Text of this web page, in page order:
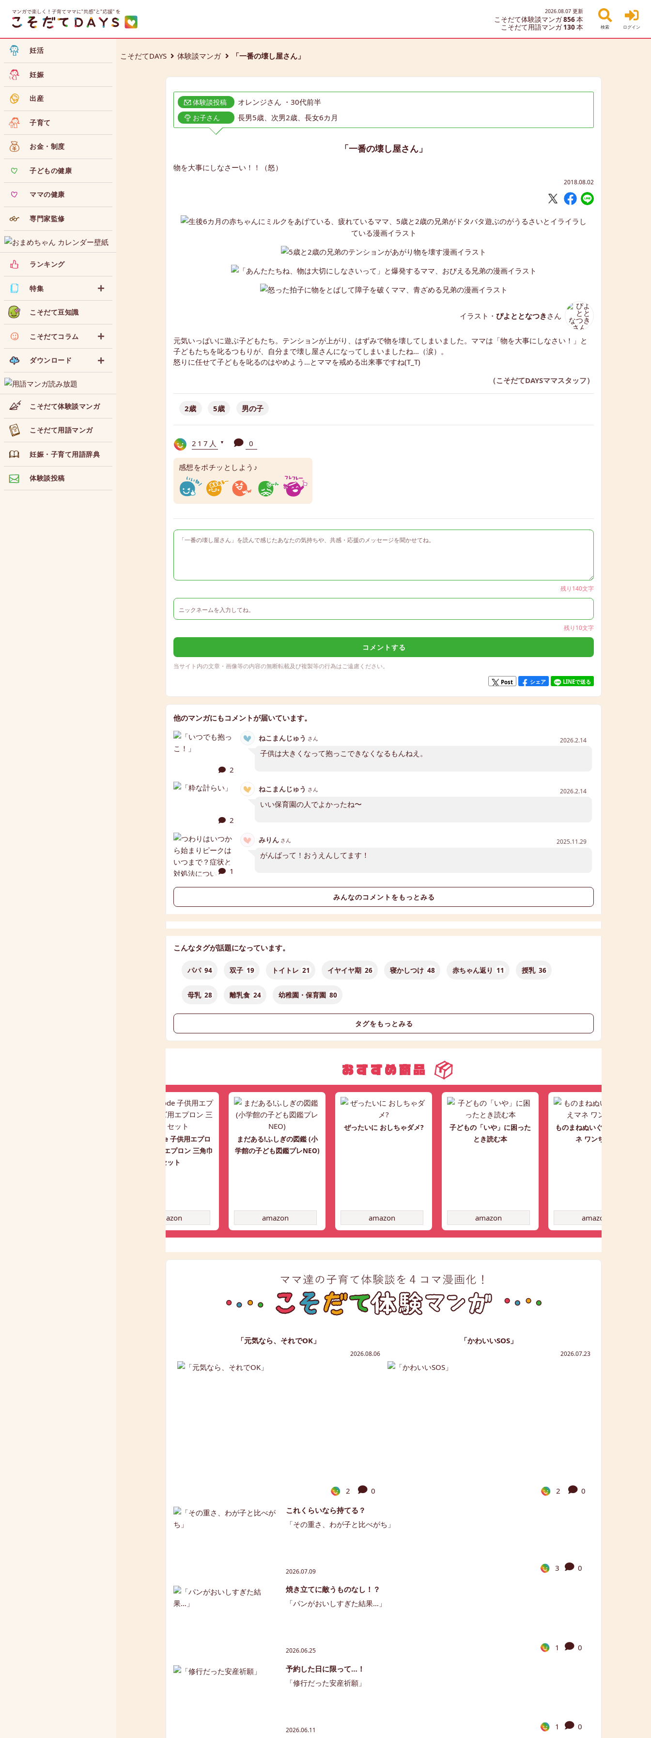
2026.08.07 更新
こそだて体験談マンガ856本
こそだて用語マンガ 130本 検索 ログイン
妊活
妊娠
出産
子育て
お金・制度
子どもの健康
ママの健康
専門家監修
ランキング
特集
こそだて豆知識
こそだてコラム
ダウンロード
こそだて体験談マンガ
こそだて用語マンガ
妊娠・子育て用語辞典
体験談投稿
こそだてDAYS 体験談マンガ 「一番の壊し屋さん」
体験談投稿 オレンジさん ・30代前半
お子さん 長男5歳、次男2歳、長女6カ月
「一番の壊し屋さん」
物を大事にしなさーい！！（怒）
2018.08.02
イラスト・ ぴよととなつき さん
元気いっぱいに遊ぶ子どもたち。テンションが上がり、はずみで物を壊してしまいました。ママは「物を大事にしなさい！」と
子どもたちを叱るつもりが、自分まで壊し屋さんになってしまいましたね…（涙）。
怒りに任せて子どもを叱るのはやめよう…とママを戒める出来事ですね(T_T)
（こそだてDAYSママスタッフ）
2歳 5歳 男の子
217人 ▼ 0
感想をポチッとしよう♪
残り140文字
残り10文字
コメントする
当サイト内の文章・画像等の内容の無断転載及び複製等の行為はご遠慮ください。
Post シェア LINEで送る
他のマンガにもコメントが届いています。
2
ねこまんじゅう さん 2026.2.14
子供は大きくなって抱っこできなくなるもんねえ。
2
ねこまんじゅう さん 2026.2.14
いい保育園の人でよかったね〜
1
みりんさん 2025.11.29
がんばって！おうえんしてます！
みんなのコメントをもっとみる
こんなタグが話題になっています。
パパ 94 双子 19 トイトレ 21 イヤイヤ期 26 寝かしつけ 48 赤ちゃん返り 11 授乳 36
母乳 28 離乳食 24 幼稚園・保育園 80
タグをもっとみる
smile mode 子供用エプロ
ン キッズ用エプロン 三角巾
セット
amazon
まだある!ふしぎの図鑑 (小
学館の子ども図鑑プレNEO)
amazon
ぜったいに おしちゃダメ?
amazon
子どもの「いや」に困った
とき読む本
amazon
ものまねぬいぐるみ こえマ
ネ ワンちゃん
amazon
「元気なら、それでOK」
2026.08.06
2 0
「かわいいSOS」
2026.07.23
2
0
これくらいなら持てる？
「その重さ、わが子と比べがち」
2026.07.09 3 0
焼き立てに敵うものなし！？
「パンがおいしすぎた結果…」
2026.06.25 1 0
予約した日に限って…！
「修行だった安産祈願」
2026.06.11 1 0